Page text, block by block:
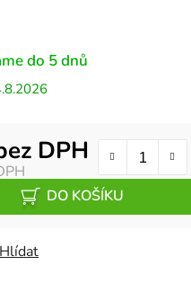
do 5 dnů
DPH
DO KOŠÍKU
Hlídat